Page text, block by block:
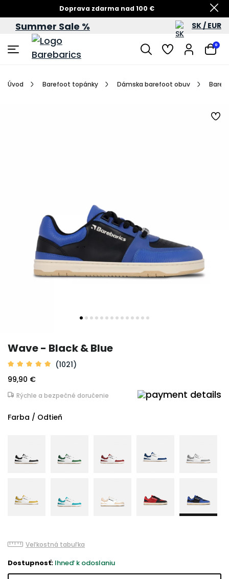
Doprava zdarma nad 100 €
Summer Sale – zľavy až do 60 %
Summer Sale % SK / EUR
0
Úvod Barefoot topánky Dámska barefoot obuv
Wave - Black & Blue
(1021)
99,90 €
Rýchle a bezpečné doručenie
Farba / Odtieň
Veľkostná tabuľka
Dostupnosť: Ihneď k odoslaniu